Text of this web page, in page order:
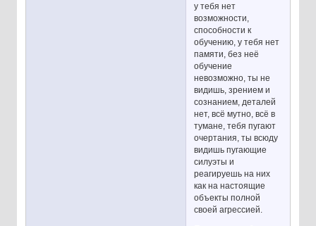
у тебя нет
возможности,
способности к
обучению, у тебя нет
памяти, без неё
обучение
невозможно, ты не
видишь, зрением и
сознанием, деталей
нет, всё мутно, всё в
тумане, тебя пугают
очертания, ты всюду
видишь пугающие
силуэты и
реагируешь на них
как на настоящие
объекты полной
своей агрессией.